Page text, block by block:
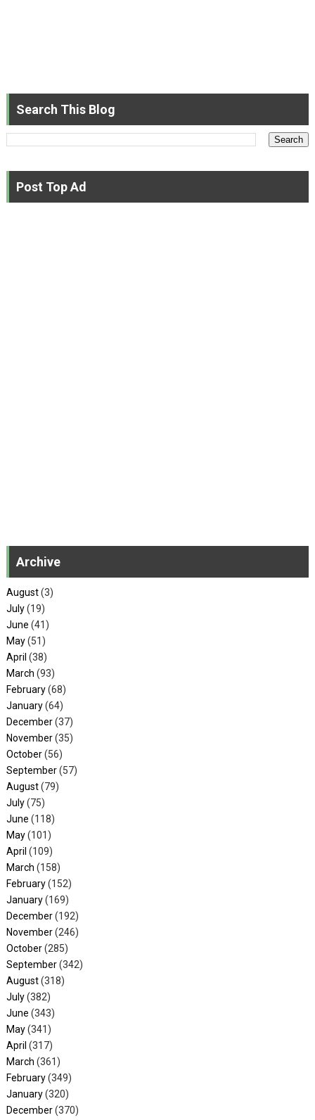
Search This Blog
Post Top Ad
Archive
August(3)
July(19)
June (41)
May(51)
April (38)
March (93)
February(68)
January(64)
December(37)
November(35)
October(56)
September(57)
August(79)
July(75)
June (118)
May(101)
April (109)
March (158)
February(152)
January(169)
December(192)
November(246)
October(285)
September(342)
August(318)
July(382)
June (343)
May(341)
April (317)
March (361)
February(349)
January(320)
December(370)